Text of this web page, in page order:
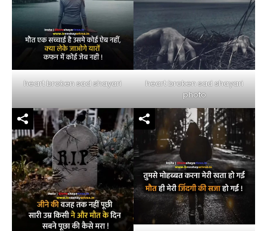
heart broken sad shayari
heart broken sad shayari
photo